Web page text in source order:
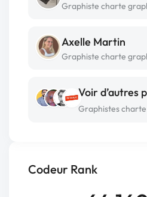
Codeur Rank
Graphiste charte
Axelle Martin
Graphiste charte
Voir d’autres
Graphistes